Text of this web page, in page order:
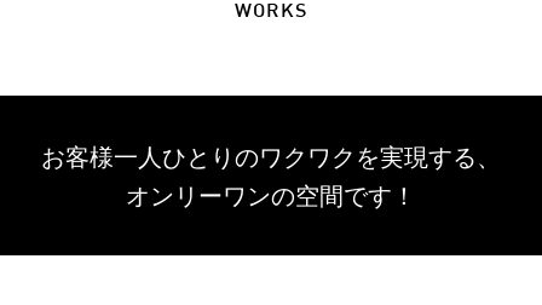
WORKS
お客様一人ひとりのワクワクを実現する、
オンリーワンの空間です！